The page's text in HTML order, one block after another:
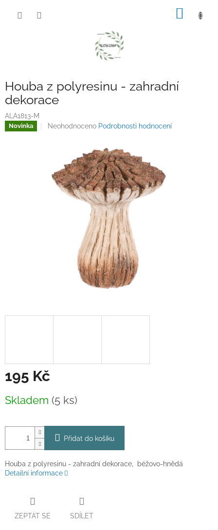
Houba z polyresinu - zahradní
dekorace
ALA1813-M
Novinka
Průměrné
hvězdiček.
Neohodnoceno Podrobnosti hodnocení
195 Kč
cena:
Skladem (5 ks)
Přidat do košíku
Houba z polyresinu - zahradní dekorace, béžovo-hnědá
Detailní informace
ZEPTAT SE SDÍLET